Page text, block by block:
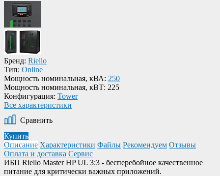
Бренд: Riello
Тип: Online
Мощность номинальная, кВА: 250
Мощность номинальная, кВТ: 225
Конфигурация: Tower
Все характеристики
Сравнить
Купить
Описание Характеристики Файлы Рекомендуем Отзывы
Оплата и доставка Сервис
ИБП Riello Master HP UL 3:3 - бесперебойное качественное
питание для критически важных приложений.